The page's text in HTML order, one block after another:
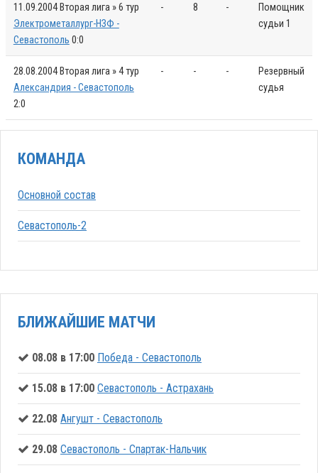
11.09.2004 Вторая лига » 6 тур
Электрометаллург-НЗФ -
Севастополь 0:0
- 8 -
Помощник
судьи 1
28.08.2004 Вторая лига » 4 тур
Александрия - Севастополь
2:0
- - -
Резервный
судья
КОМАНДА
Основной состав
Севастополь-2
БЛИЖАЙШИЕ МАТЧИ
08.08 в 17:00 Победа - Севастополь
15.08 в 17:00 Севастополь - Астрахань
22.08 Ангушт - Севастополь
29.08 Севастополь - Спартак-Нальчик